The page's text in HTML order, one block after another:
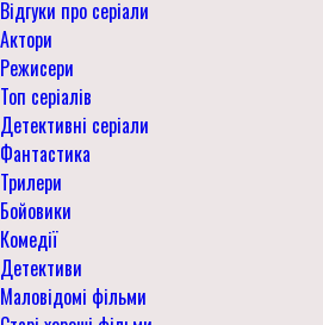
Відгуки про серіали
Актори
Режисери
Топ серіалів
Детективні серіали
Фантастика
Трилери
Бойовики
Комедії
Детективи
Маловідомі фільми